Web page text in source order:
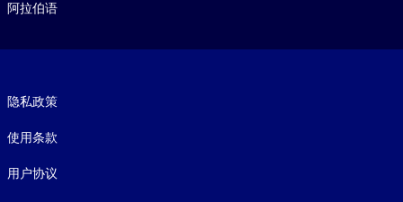
阿拉伯语
隐私政策
使用条款
用户协议